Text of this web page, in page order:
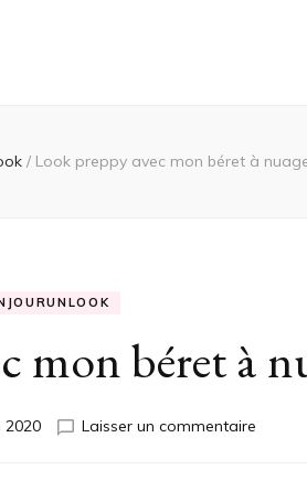
/ Look preppy avec mon béret à
mon béret à
2020 Laisser un commentaire